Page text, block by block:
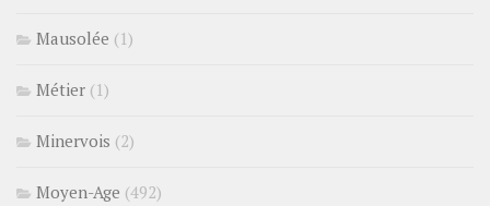
Mausolée (1)
Métier (1)
Minervois (2)
Moyen-Age (492)